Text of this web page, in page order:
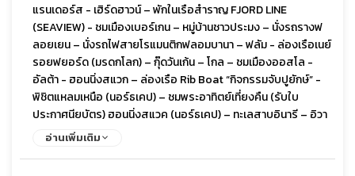
แรนเดอร์ส - เฮิร์ดฮาวน์ – พักในเรือสำราญ FJORD LINE
(SEAVIEW) - ชมเมืองเบอร์เกน – หมู่บ้านชาวประมง – นั่งรถรางฟ
ลอยเยน – นั่งรถไฟสายโรแมนติกฟลอมบานา – ฟลัม - ล่องเรือเนย์
รอยฟยอร์ด (มรดกโลก) – กุ๊ดวันเก้น – โกล – ชมเมืองออสโล -
อัลต้า - ฮอนนิ่งสแวก – ล่องเรือ Rib Boat “กิจกรรมจับปูยักษ์” -
พิชิตแหลมเหนือ (นอร์ธเคป) – ชมพระอาทิตย์เที่ยงคืน (รับใบ
ประกาศนียบัตร) ฮอนนิ่งสแวค (นอร์ธเคป) – ทะเลสาบอินารี – อิวา
โร - พิพิธภัณฑ์ซามิ (Siida Museum) - โรวาเนียมิ – หมู่บ้านซานตา
อ่านเพิ่มเติม